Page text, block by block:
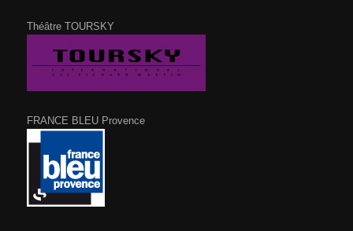
Théâtre TOURSKY
FRANCE BLEU Provence